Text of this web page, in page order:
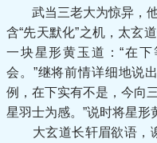
武当三老大为惊异，他
含“先天默化”之机，太玄
一块星形黄玉道：“在
会。”继将前情详细地说
例，在下实有不是，今向
星羽士为感。”说时将星形
大玄道长轩眉欲语，谢